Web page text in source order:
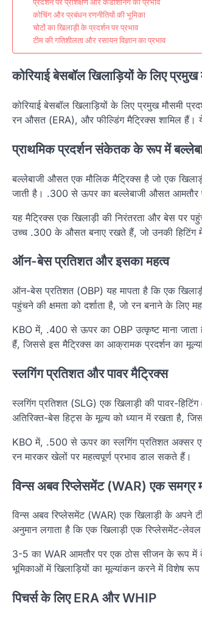
प्रदर्शन पर प्रशिक्षण और कंडीशनिंग का प्रभाव
कोचिंग और प्रबंधन रणनीतियों की भूमिका
चोटों का खिलाड़ी के प्रदर्शन पर प्रभाव
टीम की गतिशीलता और रसायन विज्ञान का प्रभाव
कोरियाई बेसबॉल खिलाड़ियों के लिए प्रमुख
कोरियाई बेसबॉल खिलाड़ियों के लिए प्रमुख मौसमी
रन औसत (ERA), और फील्डिंग मैट्रिक्स शामिल हैं।
प्राथमिक प्रदर्शन संकेतक के रूप में
बल्लेबाजी औसत एक मौलिक मैट्रिक्स है जो एक
जाती है। .300 से ऊपर का बल्लेबाजी औसत
यह मैट्रिक्स एक खिलाड़ी की निरंतरता और बेस पर
उच्च .300 के औसत बनाए रखते हैं, जो उनकी हिटिंग में
ऑन-बेस प्रतिशत और इसका महत्व
ऑन-बेस प्रतिशत (OBP) यह मापता है कि एक
पहुंचने की क्षमता को दर्शाता है, जो रन बनाने के लिए
KBO में, .400 से ऊपर का OBP उत्कृष्ट माना जाता
हैं, जिससे इस मैट्रिक्स का आक्रामक प्रदर्शन का
स्लगिंग प्रतिशत और पावर मैट्रिक्स
स्लगिंग प्रतिशत (SLG) एक खिलाड़ी की पावर-
अतिरिक्त-बेस हिट्स के मूल्य को ध्यान में रखता है,
KBO में, .500 से ऊपर का स्लगिंग प्रतिशत अक्सर
रन मारकर खेलों पर महत्वपूर्ण प्रभाव डाल सकते हैं।
विन्स अबव रिप्लेसमेंट (WAR) एक समग्र
विन्स अबव रिप्लेसमेंट (WAR) एक खिलाड़ी के अपने
अनुमान लगाता है कि एक खिलाड़ी एक रिप्लेसमेंट-
3-5 का WAR आमतौर पर एक ठोस सीजन के रूप में
भूमिकाओं में खिलाड़ियों का मूल्यांकन करने में विशेष रूप
पिचर्स के लिए ERA और WHIP